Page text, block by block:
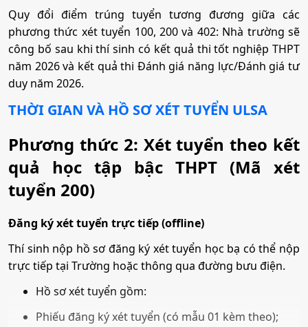
• Tổ hợp: A01; D01; X05; X25; K00; Q00
12. Marketing
•Mã ngành:7340101B
• Phương thức xét tuyển:Ưu TiênĐT THPTHọc Bạ ĐGTD
BK ĐGNL HN
• Tổ hợp: A01; D01; X05; X25; K00; Q00
13. Logistics và quản trị chuỗi cung ứng
Mã ngành:7340101C
Chỉ tiêu:50
Quy đổi điểm trúng tuyển tương đương giữa các
phương thức xét tuyển 100, 200 và 402: Nhà trường sẽ
công bố sau khi thí sinh có kết quả thi tốt nghiệp THPT
năm 2026 và kết quả thi Đánh giá năng lực/Đánh giá tư
duy năm 2026.
THỜI GIAN VÀ HỒ SƠ XÉT TUYỂN ULSA
Phương thức 2: Xét tuyển theo kết
quả học tập bậc THPT (Mã xét
tuyển 200)
Đăng ký xét tuyển trực tiếp (offline)
Thí sinh nộp hồ sơ đăng ký xét tuyển học bạ có thể nộp
trực tiếp tại Trường hoặc thông qua đường bưu điện.
Hồ sơ xét tuyển gồm:
Phiếu đăng ký xét tuyển (có mẫu 01 kèm theo);